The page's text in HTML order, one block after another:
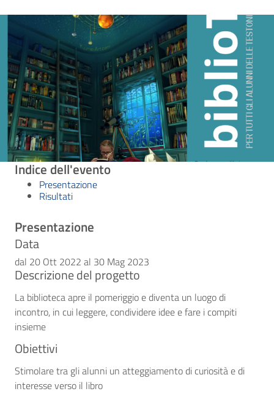
Indice dell'evento
Presentazione
Risultati
Presentazione
Data
dal 20 Ott 2022 al 30 Mag 2023
Descrizione del progetto
La biblioteca apre il pomeriggio e diventa un luogo di
incontro, in cui leggere, condividere idee e fare i compiti
insieme
Obiettivi
Stimolare tra gli alunni un atteggiamento di curiosità e di
interesse verso il libro